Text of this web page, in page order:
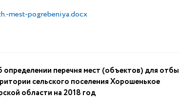
mest-pogrebeniya.docx
перечня мест (объектов) для
сельского поселения Хорошенькое
области на 2018 год